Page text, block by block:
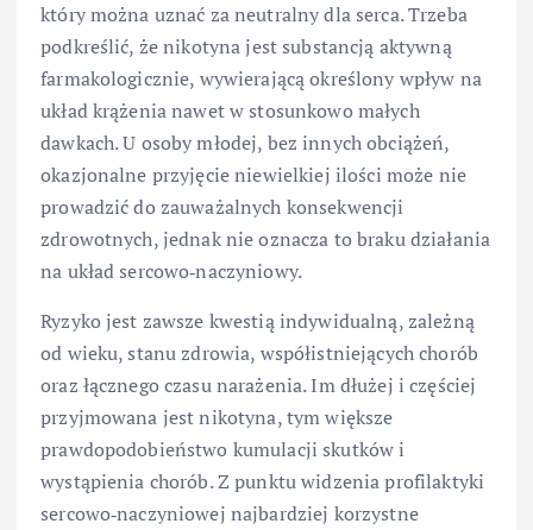
który można uznać za neutralny dla serca. Trzeba
podkreślić, że nikotyna jest substancją aktywną
farmakologicznie, wywierającą określony wpływ na
układ krążenia nawet w stosunkowo małych
dawkach. U osoby młodej, bez innych obciążeń,
okazjonalne przyjęcie niewielkiej ilości może nie
prowadzić do zauważalnych konsekwencji
zdrowotnych, jednak nie oznacza to braku działania
na układ sercowo‑naczyniowy.
Ryzyko jest zawsze kwestią indywidualną, zależną
od wieku, stanu zdrowia, współistniejących chorób
oraz łącznego czasu narażenia. Im dłużej i częściej
przyjmowana jest nikotyna, tym większe
prawdopodobieństwo kumulacji skutków i
wystąpienia chorób. Z punktu widzenia profilaktyki
sercowo‑naczyniowej najbardziej korzystne